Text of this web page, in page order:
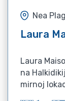
Nea
Laura
Laura
na
mirnoj